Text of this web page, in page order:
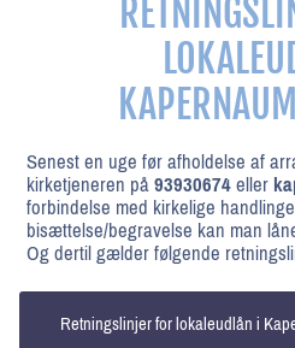
Senest en uge før afholdelse af
kirketjeneren på93930674eller
forbindelse med kirkelige
bisættelse/begravelse kan man
Og dertil gælder følgende
Retningslinjer for lokaleudlån i